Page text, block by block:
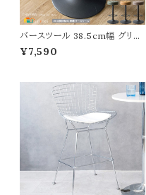
バースツール 38.5cm幅 グリー
ン キャメル ブラウン 昇降式スツ
ール 360度回転 合皮チェア 合
m おすすめ おしゃれ 北欧 モダ
ン スタイリッシュ フットレスト付き
円型 円形 丸型 丸形 丸椅子 カ
ウンターチェア 椅子
¥7,590